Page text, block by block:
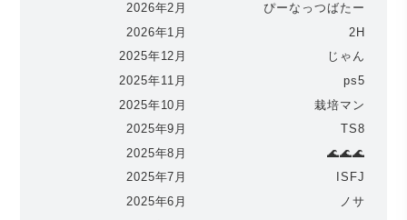
2026年2月
2026年1月
2025年12月
2025年11月
2025年10月
2025年9月
2025年8月
2025年7月
2025年6月
ぴーなっつばたー
2H
じゃん
ps5
栽培マン
TS8
🌊🌊🌊
ISFJ
ノサ